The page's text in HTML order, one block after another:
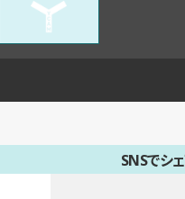
SNSでシ